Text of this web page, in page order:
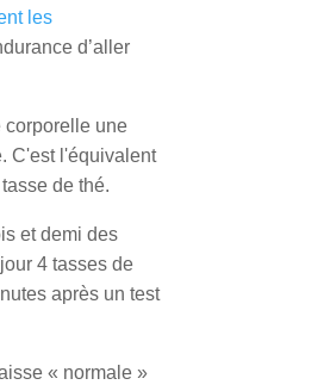
les
d’aller
corporelle une
C'est l'équivalent
de thé.
et demi des
4 tasses de
après un test
« normale »